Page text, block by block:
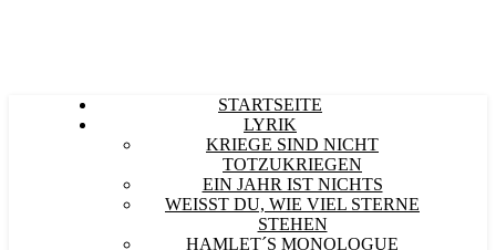
STARTSEITE
LYRIK
KRIEGE SIND NICHT
TOTZUKRIEGEN
EIN JAHR IST NICHTS
WEISST DU, WIE VIEL STERNE S
TEHEN
HAMLET´S MONOLOGUE